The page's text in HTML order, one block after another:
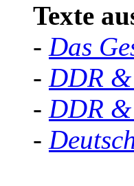
Texte
- Das
- DDR
- DDR
-